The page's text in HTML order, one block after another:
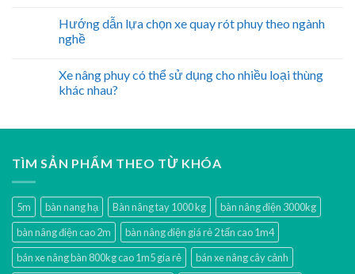
Hướng dẫn lựa chọn xe quay rót phuy theo ngành
nghề
Xe nâng phuy có thể sử dụng cho nhiều loại thùng
khác nhau?
TÌM SẢN PHẨM THEO TỪ KHÓA
5m bàn nang hạ Bàn nâng tay 1000 kg
bàn nâng điện 3000kg
bàn nâng điện cao 2m
bàn nâng điện giá rẻ 2 tấn cao 1m4
bán xe nâng bàn 800kg cao 1m5 gía rẻ
bán xe nâng cây cảnh